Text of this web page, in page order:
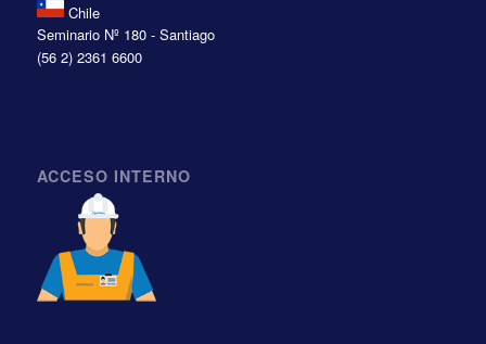
Chile
Seminario Nº 180 - Santiago
(56 2) 2361 6600
ACCESO INTERNO